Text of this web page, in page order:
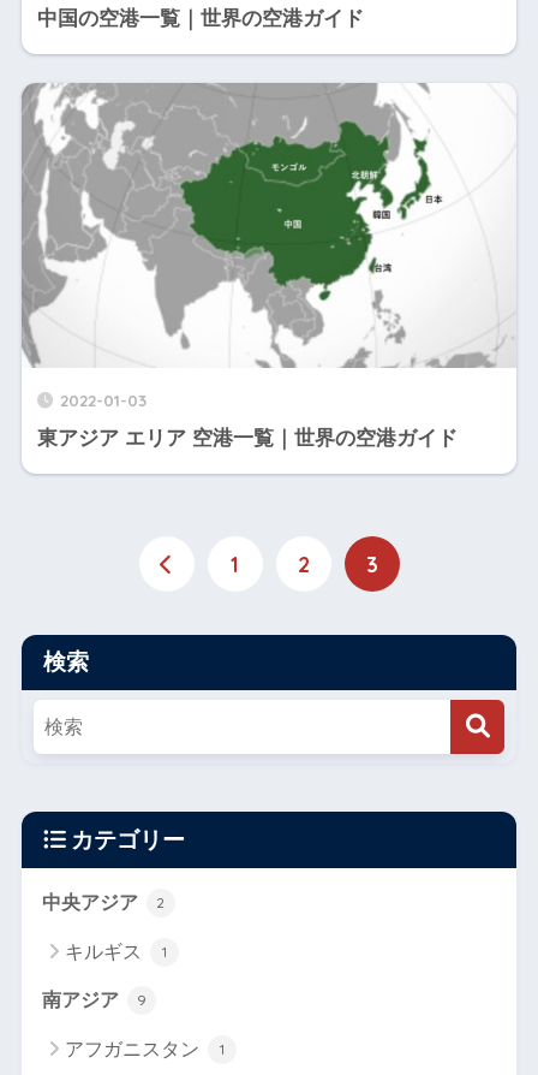
中国の空港一覧｜世界の空港ガイド
2022-01-03
東アジア エリア 空港一覧｜世界の空港ガイド
1 2 3
検索
カテゴリー
中央アジア 2
キルギス 1
南アジア 9
アフガニスタン 1